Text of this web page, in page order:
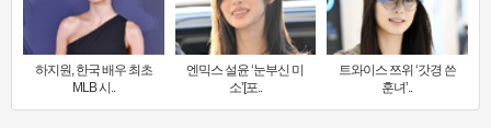
하지원, 한국 배우 최초
MLB 시..
엔믹스 설윤 ‘눈부신 미
소’[포..
트와이스 쯔위 ‘갓경 쓴
훈녀’..